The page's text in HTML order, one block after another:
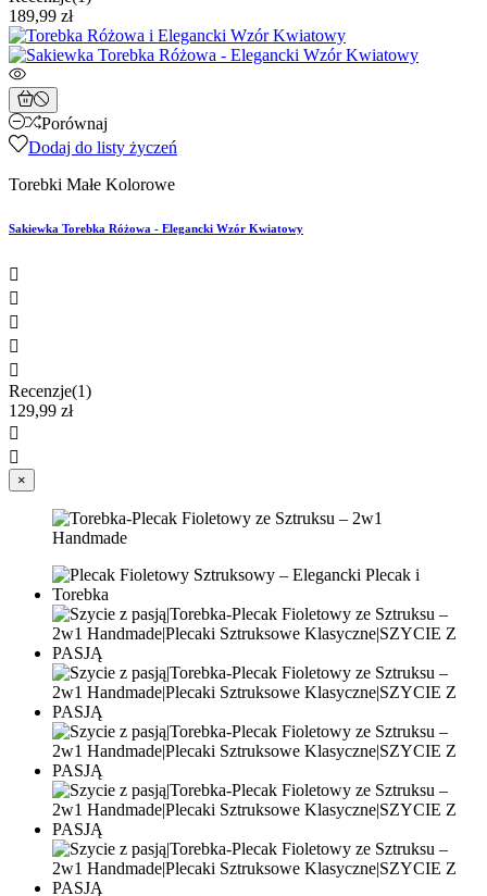
189,99 zł
Porównaj
Dodaj do listy życzeń
Torebki Małe Kolorowe
Sakiewka Torebka Różowa - Elegancki Wzór Kwiatowy





Recenzje(1)
129,99 zł


×